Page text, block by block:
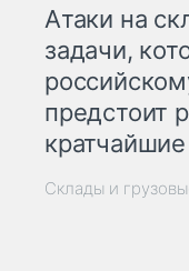
Атаки на
задачи,
предстоит
Склады и